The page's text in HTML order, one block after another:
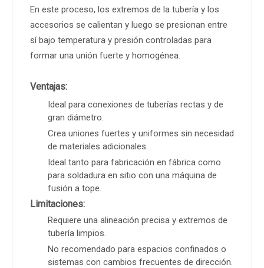
En este proceso, los extremos de la tubería y los
accesorios se calientan y luego se presionan entre
sí bajo temperatura y presión controladas para
formar una unión fuerte y homogénea.
Ventajas:
Ideal para conexiones de tuberías rectas y de
gran diámetro.
Crea uniones fuertes y uniformes sin necesidad
de materiales adicionales.
Ideal tanto para fabricación en fábrica como
para soldadura en sitio con una máquina de
fusión a tope.
Limitaciones:
Requiere una alineación precisa y extremos de
tubería limpios.
No recomendado para espacios confinados o
sistemas con cambios frecuentes de dirección.